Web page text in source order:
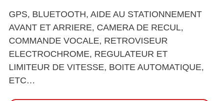
GPS, BLUETOOTH, AIDE AU STATIONNEMENT
AVANT ET ARRIERE, CAMERA DE RECUL,
COMMANDE VOCALE, RETROVISEUR
ELECTROCHROME, REGULATEUR ET
LIMITEUR DE VITESSE, BOITE AUTOMATIQUE,
ETC…